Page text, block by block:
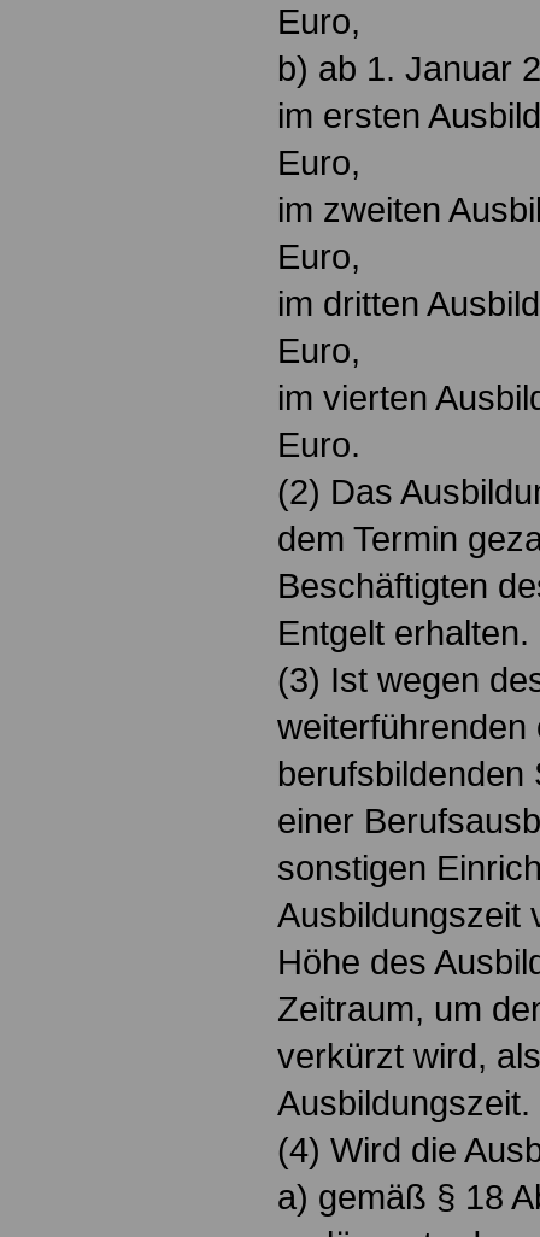
Euro,
b) ab 1. Januar
im ersten
Euro,
im zweiten
Euro,
im dritten
Euro,
im vierten
Euro.
(2) Das
dem Termin
Beschäftigten
Entgelt erhalten.
(3) Ist wegen
weiterführenden
berufsbildenden
einer
sonstigen
Ausbildungszeit
Höhe des
Zeitraum, um
verkürzt wird,
Ausbildungszeit.
(4) Wird die
a) gemäß § 18